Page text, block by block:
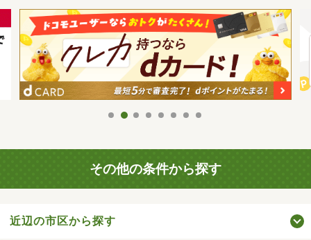
その他の条件から探す
近辺の市区から探す